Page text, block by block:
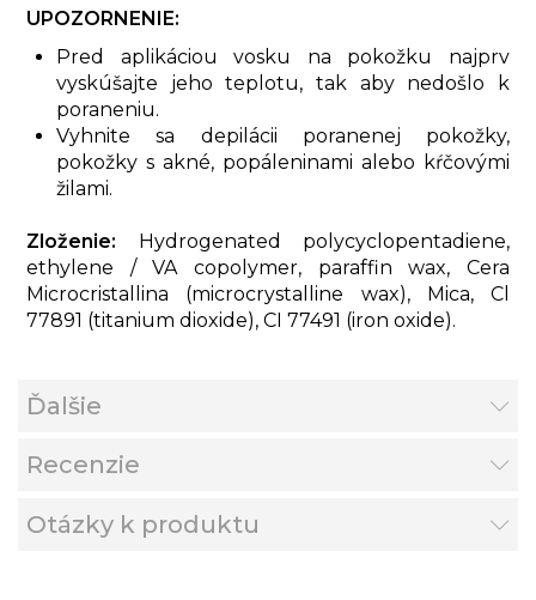
UPOZORNENIE:
Pred aplikáciou vosku na pokožku najprv
vyskúšajte jeho teplotu, tak aby nedošlo k
poraneniu.
Vyhnite sa depilácii poranenej pokožky,
pokožky s akné, popáleninami alebo kŕčovými
žilami.
Zloženie: Hydrogenated polycyclopentadiene,
ethylene / VA copolymer, paraffin wax, Cera
Microcristallina (microcrystalline wax), Mica, Cl
77891 (titanium dioxide), CI 77491 (iron oxide).
Ďalšie
Recenzie
Otázky k produktu